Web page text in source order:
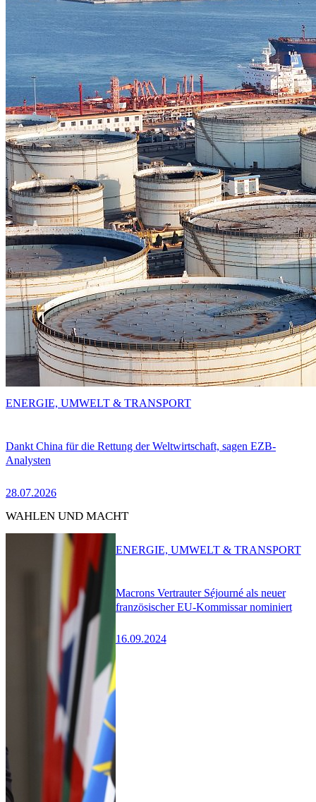
Dankt China für die Rettung der Weltwirtschaft, sagen EZB-
Analysten
28.07.2026
ENERGIE, UMWELT & TRANSPORT
WAHLEN UND MACHT
Macrons Vertrauter Séjourné als neuer
französischer EU-Kommissar nominiert
16.09.2024
ENERGIE, UMWELT & TRANSPORT